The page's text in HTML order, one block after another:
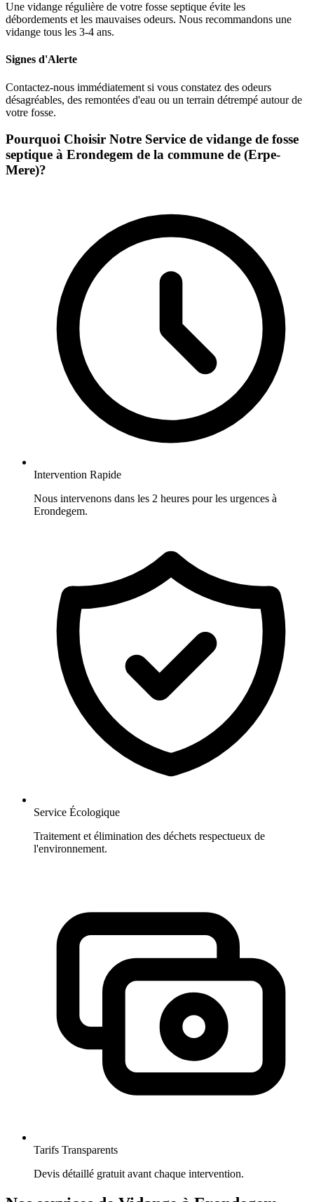
Une vidange régulière de votre fosse septique évite les
débordements et les mauvaises odeurs. Nous recommandons une
vidange tous les 3-4 ans.
Signes d'Alerte
Contactez-nous immédiatement si vous constatez des odeurs
désagréables, des remontées d'eau ou un terrain détrempé autour de
votre fosse.
Pourquoi Choisir Notre Service de vidange de fosse
septique à Erondegem de la commune de (Erpe-
Mere)?
Intervention Rapide
Nous intervenons dans les 2 heures pour les urgences à
Erondegem.
Service Écologique
Traitement et élimination des déchets respectueux de
l'environnement.
Tarifs Transparents
Devis détaillé gratuit avant chaque intervention.